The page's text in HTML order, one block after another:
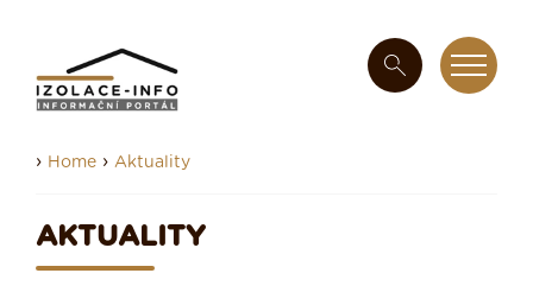
› Home › Aktuality
AKTUALITY